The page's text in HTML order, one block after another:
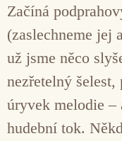
Začíná
(zaslechneme jej
už jsme něco
nezřetelný
úryvek melodie –
hudební tok.